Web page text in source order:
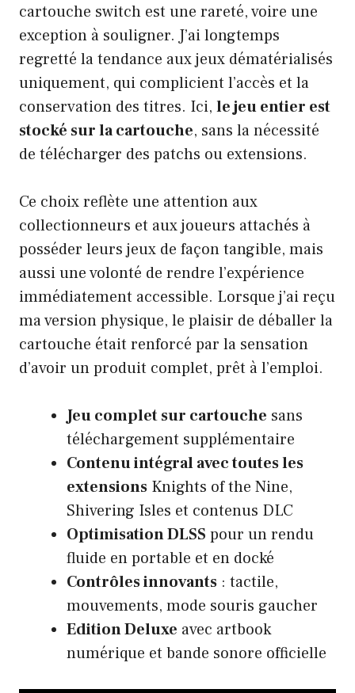
cartouche switch est une rareté, voire une
exception à souligner. J’ai longtemps
regretté la tendance aux jeux dématérialisés
uniquement, qui complicient l’accès et la
conservation des titres. Ici, le jeu entier est
stocké sur la cartouche, sans la nécessité
de télécharger des patchs ou extensions.
Ce choix reflète une attention aux
collectionneurs et aux joueurs attachés à
posséder leurs jeux de façon tangible, mais
aussi une volonté de rendre l’expérience
immédiatement accessible. Lorsque j’ai reçu
ma version physique, le plaisir de déballer la
cartouche était renforcé par la sensation
d’avoir un produit complet, prêt à l’emploi.
Jeu complet sur cartouche sans
téléchargement supplémentaire
Contenu intégral avec toutes les
extensions Knights of the Nine,
Shivering Isles et contenus DLC
Optimisation DLSS pour un rendu
fluide en portable et en docké
Contrôles innovants : tactile,
mouvements, mode souris gaucher
Edition Deluxe avec artbook
numérique et bande sonore officielle